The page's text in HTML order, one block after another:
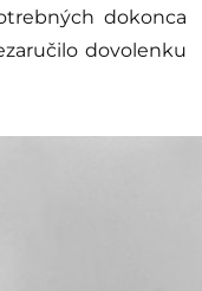
dokonca
dovolenku